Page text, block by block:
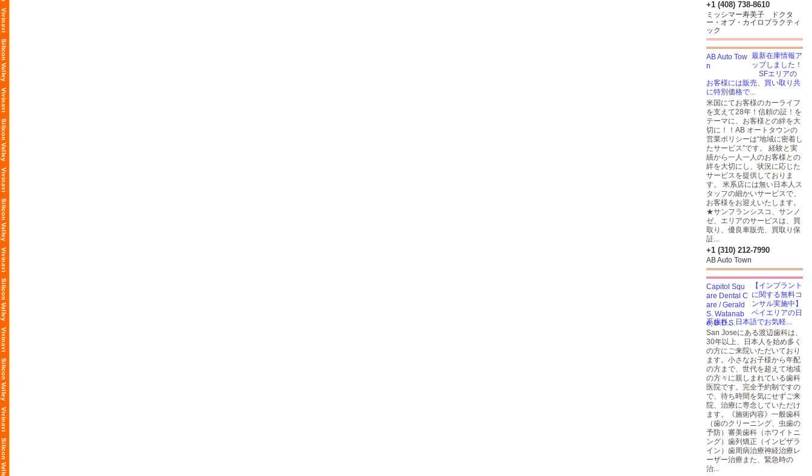
+1 (408) 738-8610
ミッシマー寿美子 ドクタ
ー・オブ・カイロプラクティ
ック
最新在庫情報ア
ップしました！
SFエリアの
お客様には販売、買い取り共
に特別価格で...
米国にてお客様のカーライフ
を支えて28年！信頼の証！を
テーマに、お客様との絆を大
切に！！AB オートタウンの
営業ポリシーは“地域に密着し
たサービス”です。 経験と実
績から一人一人のお客様との
絆を大切にし、状況に応じた
サービスを提供しておりま
す。 米系店には無い日本人ス
タッフの細かいサービスで、
お客様をお迎えいたします。
★サンフランシスコ、サンノ
ゼ、エリアのサービスは、買
取り、優良車販売、買取り保
証...
+1 (310) 212-7990
AB Auto Town
【インプラント
に関する無料コ
ンサル実施中】
ベイエリアの日
系歯科。日本語でお気軽...
San Joseにある渡辺歯科は、
30年以上、日本人を始め多く
の方にご来院いただいており
ます。小さなお子様から年配
の方まで、世代を超えて地域
の方々に親しまれている歯科
医院です。完全予約制ですの
で、待ち時間を気にせずご来
院、治療に専念していただけ
ます。《施術内容》一般歯科
（歯のクリーニング、虫歯の
予防）審美歯科（ホワイトニ
ング）歯列矯正（インビザラ
イン）歯周病治療神経治療レ
ーザー治療また、緊急時の
治...